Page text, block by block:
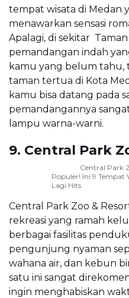
tempat wisata di Medan
menawarkan sensasi
Apalagi, di sekitar
pemandangan indah
kamu yang belum tahu,
taman tertua di Kota
kamu bisa datang pada
pemandangannya
lampu warna-warni.
9. Central Park
Central Park
Populer! Ini 9 Tempat
Lagi Hits
Central Park Zoo &
rekreasi yang ramah
berbagai fasilitas
pengunjung nyaman
wahana air, dan kebun
satu ini sangat
ingin menghabiskan